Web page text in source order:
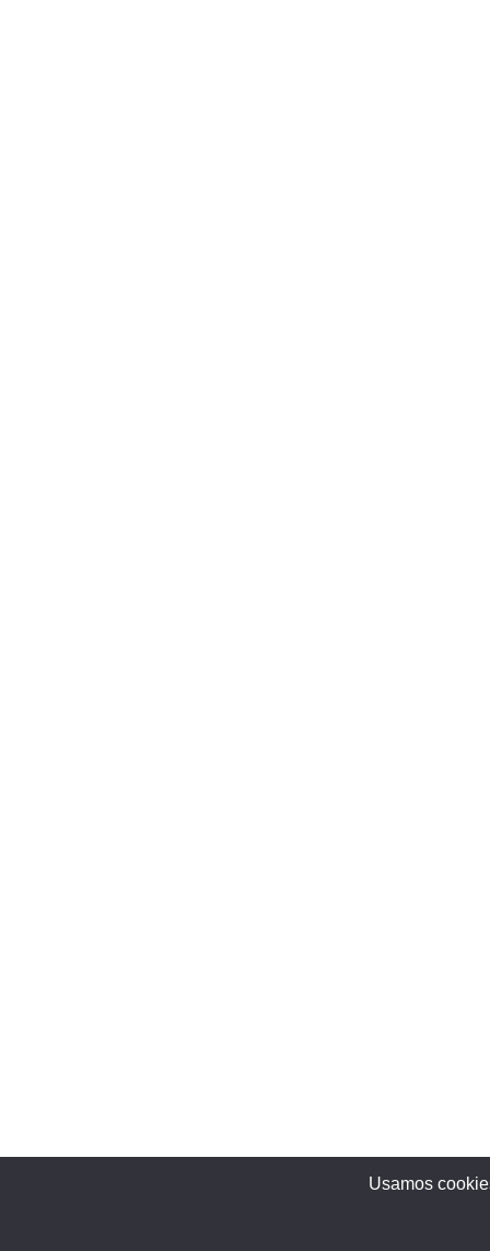
Usamos